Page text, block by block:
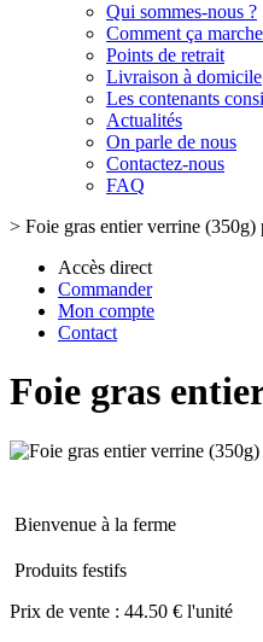
Qui sommes-nous ?
Comment ça
Points de retrait
Livraison à domicile
Les contenants
Actualités
On parle de nous
Contactez-nous
FAQ
> Foie gras entier verrine (350g)
Accès direct
Commander
Mon compte
Contact
Foie gras
Bienvenue à la ferme
Produits festifs
Prix de vente : 44.50 € l'unité